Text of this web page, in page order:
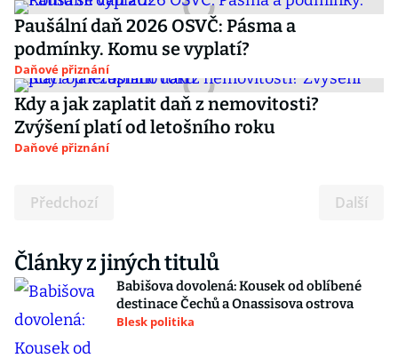
Paušální daň 2026 OSVČ: Pásma a
podmínky. Komu se vyplatí?
Daňové přiznání
Kdy a jak zaplatit daň z nemovitosti?
Zvýšení platí od letošního roku
Daňové přiznání
Předchozí Další
Články z jiných titulů
Babišova dovolená: Kousek od oblíbené
destinace Čechů a Onassisova ostrova
Blesk politika